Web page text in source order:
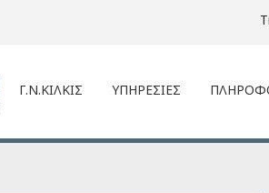
Γ.Ν.ΚΙΛΚΙΣ ΥΠΗΡΕΣΙΕΣ